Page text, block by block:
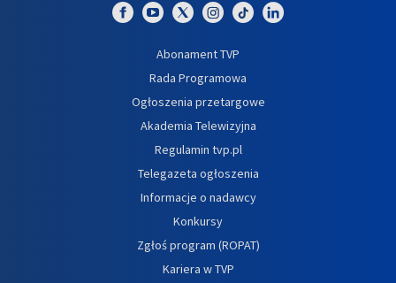
Abonament TVP
Rada Programowa
Ogłoszenia przetargowe
Akademia Telewizyjna
Regulamin tvp.pl
Telegazeta ogłoszenia
Informacje o nadawcy
Konkursy
Zgłoś program (ROPAT)
Kariera w TVP